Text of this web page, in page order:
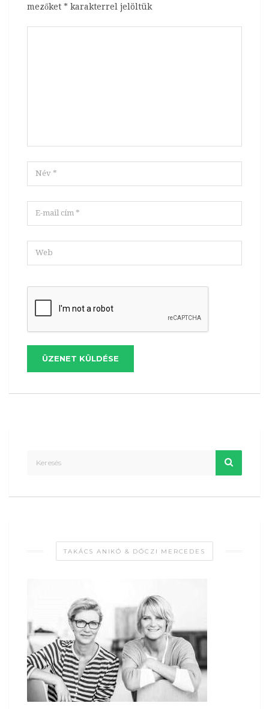
mezőket * karakterrel jelöltük
ÜZENET KÜLDÉSE
TAKÁCS ANIKÓ & DÓCZI MERCEDES